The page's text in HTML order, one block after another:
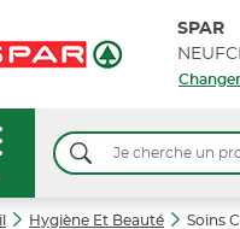
SPAR
Hygiène Et Beauté Soins